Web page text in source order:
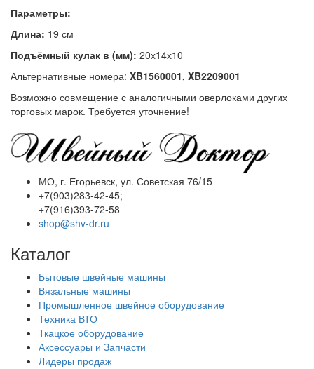
Параметры:
Длина: 19 см
Подъёмный кулак в (мм): 20х14х10
Альтернативные номера: XB1560001, XB2209001
Возможно совмещение с аналогичными оверлоками других
торговых марок. Требуется уточнение!
МО, г. Егорьевск, ул. Советская 76/15
+7(903)283-42-45;
+7(916)393-72-58
shop@shv-dr.ru
Каталог
Бытовые швейные машины
Вязальные машины
Промышленное швейное оборудование
Техника ВТО
Ткацкое оборудование
Аксессуары и Запчасти
Лидеры продаж